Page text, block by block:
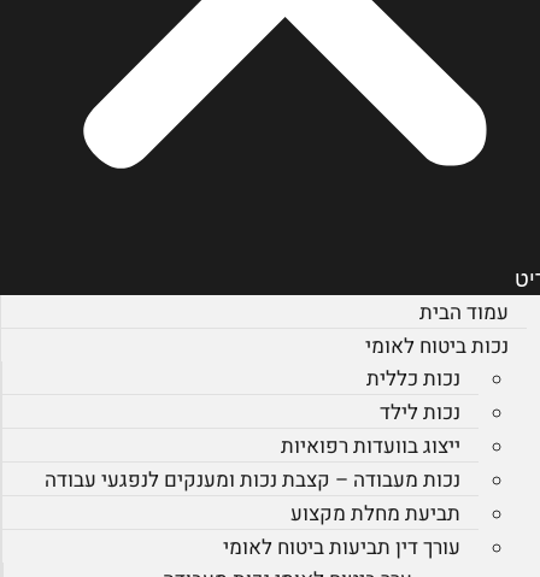
עמוד הבית
נכות ביטוח לאומי
נכות כללית
נכות לילד
ייצוג בוועדות רפואיות
נכות מעבודה – קצבת נכות ומענקים לנפגעי עבודה
תביעת מחלת מקצוע
עורך דין תביעות ביטוח לאומי